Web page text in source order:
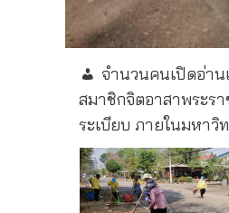
จำนวนคนเปิดอ่าน
สมาชิกจิตอาสาพระ
ระเบียบ ภายในมหา